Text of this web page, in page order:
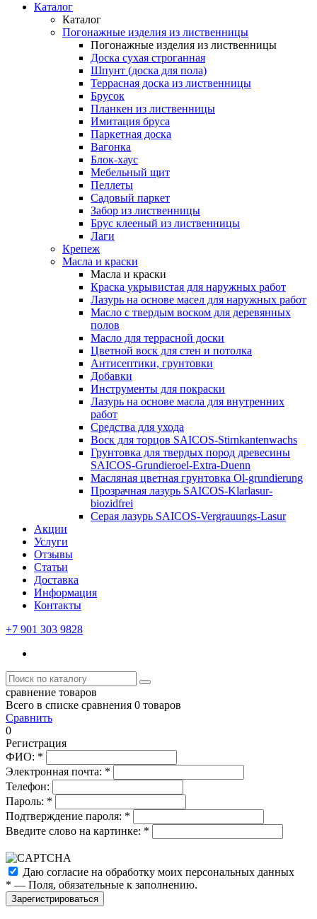
Каталог
Каталог
Погонажные изделия из лиственницы
Погонажные изделия из лиственницы
Доска сухая строганная
Шпунт (доска для пола)
Террасная доска из лиственницы
Брусок
Планкен из лиственницы
Имитация бруса
Паркетная доска
Вагонка
Блок-хаус
Мебельный щит
Пеллеты
Садовый паркет
Забор из лиственницы
Брус клееный из лиственницы
Лаги
Крепеж
Масла и краски
Масла и краски
Краска укрывистая для наружных работ
Лазурь на основе масел для наружных работ
Масло с твердым воском для деревянных
полов
Масло для террасной доски
Цветной воск для стен и потолка
Антисептики, грунтовки
Добавки
Инструменты для покраски
Лазурь на основе масла для внутренних
работ
Средства для ухода
Воск для торцов SAICOS-Stirnkantenwachs
Грунтовка для твердых пород древесины
SAICOS-Grundieroel-Extra-Duenn
Масляная цветная грунтовка Ol-grundierung
Прозрачная лазурь SAICOS-Klarlasur-
biozidfrei
Серая лазурь SAICOS-Vergrauungs-Lasur
Акции
Услуги
Отзывы
Статьи
Доставка
Информация
Контакты
+7 901 303 9828
сравнение товаров
Всего в списке сравнения 0 товаров
Сравнить
0
Регистрация
ФИО: *
Электронная почта: *
Телефон:
Пароль: *
Подтверждение пароля: *
Введите слово на картинке: *
Даю согласие на обработку моих персональных данных
* — Поля, обязательные к заполнению.
Зарегистрироваться